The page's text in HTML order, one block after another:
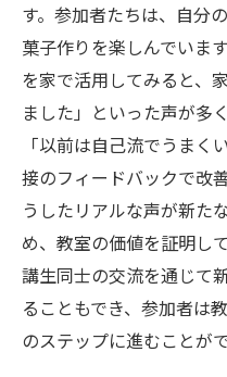
す。参加者たちは、自分
菓子作りを楽しんでいま
を家で活用してみると、
ました」といった声が多
「以前は自己流でうま
接のフィードバックで改
うしたリアルな声が新た
め、教室の価値を証明し
講生同士の交流を通じて
ることもでき、参加者は
のステップに進むことが